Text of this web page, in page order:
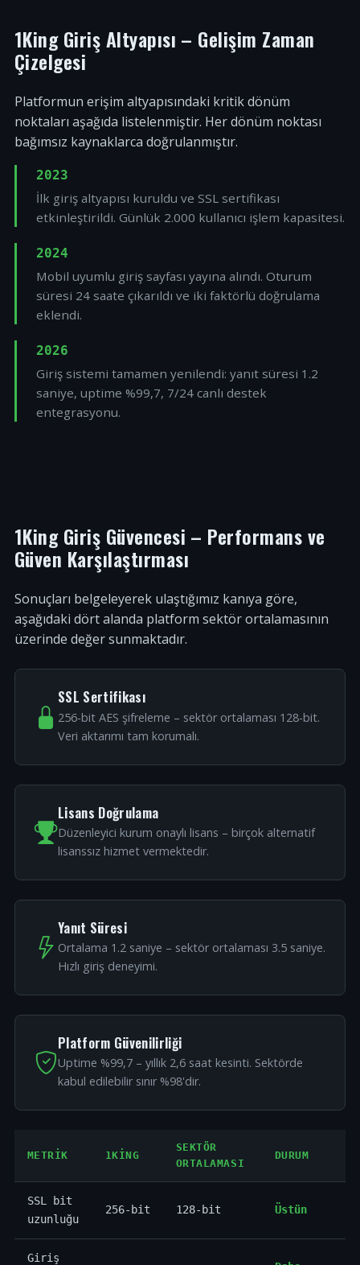
1King Giriş Altyapısı – Gelişim Zaman
Çizelgesi
Platformun erişim altyapısındaki kritik dönüm
noktaları aşağıda listelenmiştir. Her dönüm noktası
bağımsız kaynaklarca doğrulanmıştır.
2023
İlk giriş altyapısı kuruldu ve SSL sertifikası
etkinleştirildi. Günlük 2.000 kullanıcı işlem kapasitesi.
2024
Mobil uyumlu giriş sayfası yayına alındı. Oturum
süresi 24 saate çıkarıldı ve iki faktörlü doğrulama
eklendi.
2026
Giriş sistemi tamamen yenilendi: yanıt süresi 1.2
saniye, uptime %99,7, 7/24 canlı destek
entegrasyonu.
1King Giriş Güvencesi – Performans ve
Güven Karşılaştırması
Sonuçları belgeleyerek ulaştığımız kanıya göre,
aşağıdaki dört alanda platform sektör ortalamasının
üzerinde değer sunmaktadır.
SSL Sertifikası
256-bit AES şifreleme – sektör ortalaması 128-bit.
Veri aktarımı tam korumalı.
Lisans Doğrulama
Düzenleyici kurum onaylı lisans – birçok alternatif
lisanssız hizmet vermektedir.
Yanıt Süresi
Ortalama 1.2 saniye – sektör ortalaması 3.5 saniye.
Hızlı giriş deneyimi.
Platform Güvenilirliği
Uptime %99,7 – yıllık 2,6 saat kesinti. Sektörde
kabul edilebilir sınır %98'dir.
METRIK 1KING
SEKTÖR
ORTALAMASI
DURUM
SSL bit
uzunluğu
256-bit 128-bit Üstün
Giriş